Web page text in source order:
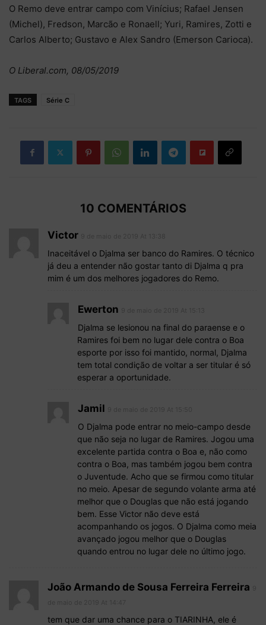
O Remo deve entrar campo com Vinícius; Rafael Jensen
(Michel), Fredson, Marcão e Ronaell; Yuri, Ramires, Zotti e
Carlos Alberto; Gustavo e Alex Sandro (Emerson Carioca).
O Liberal.com, 08/05/2019
TAGS Série C
10 COMENTÁRIOS
Victor
Inaceitável o Djalma ser banco do Ramires. O técnico
já deu a entender não gostar tanto di Djalma q pra
mim é um dos melhores jogadores do Remo.
Ewerton
Djalma se lesionou na final do paraense e o
Ramires foi bem no lugar dele contra o Boa
esporte por isso foi mantido, normal, Djalma
tem total condição de voltar a ser titular é só
esperar a oportunidade.
Jamil
O Djalma pode entrar no meio-campo desde
que não seja no lugar de Ramires. Jogou uma
excelente partida contra o Boa e, não como
contra o Boa, mas também jogou bem contra
o Juventude. Acho que se firmou como titular
no meio. Apesar de segundo volante arma até
melhor que o Douglas que não está jogando
bem. Esse Victor não deve está
acompanhando os jogos. O Djalma como meia
avançado jogou melhor que o Douglas
quando entrou no lugar dele no último jogo.
João Armando de Sousa Ferreira Ferreira
tem que dar uma chance para o TIARINHA, ele é